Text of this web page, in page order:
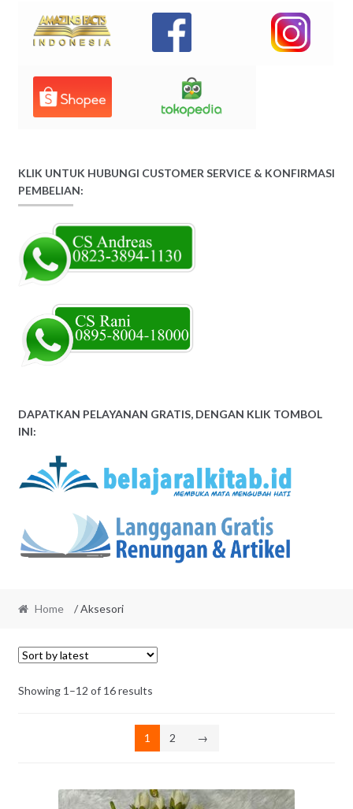
KLIK UNTUK HUBUNGI CUSTOMER SERVICE & KONFIRMASI
PEMBELIAN:
DAPATKAN PELAYANAN GRATIS, DENGAN KLIK TOMBOL
INI:
Home / Aksesori
Showing 1–12 of 16 resultsSorted
latest
1
2 →